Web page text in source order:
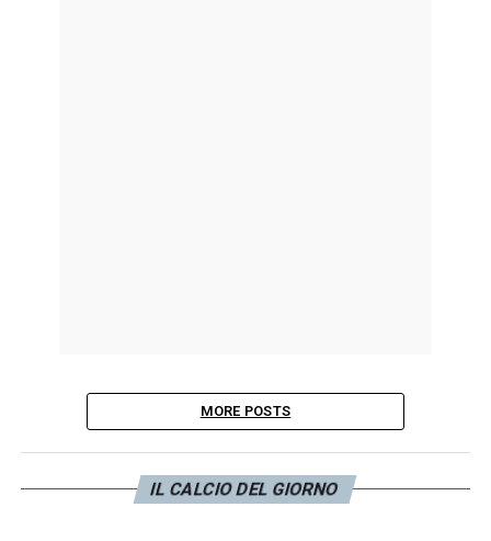
MORE POSTS
IL CALCIO DEL GIORNO